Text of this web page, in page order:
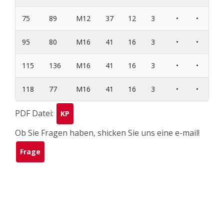
75 89 M12 37 12 3 • •
95 80 M16 41 16 3 • •
115 136 M16 41 16 3 • •
118 77 M16 41 16 3 • •
PDF Datei: KP
Ob Sie Fragen haben, shicken Sie uns eine e-mail!
Frage